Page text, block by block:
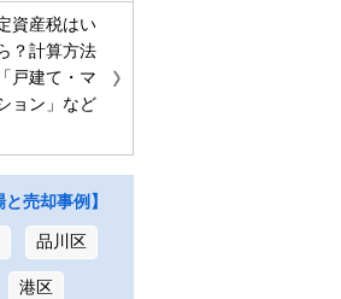
資産税はい
？計算方法
戸建て・マ
ョン」など
売却事例】
品川区
港区